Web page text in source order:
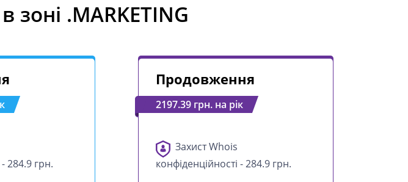
зоні .MARKETING
284.9 грн.
Продовження
2197.39 грн. на рік
Захист Whois
конфіденційності - 284.9 грн.